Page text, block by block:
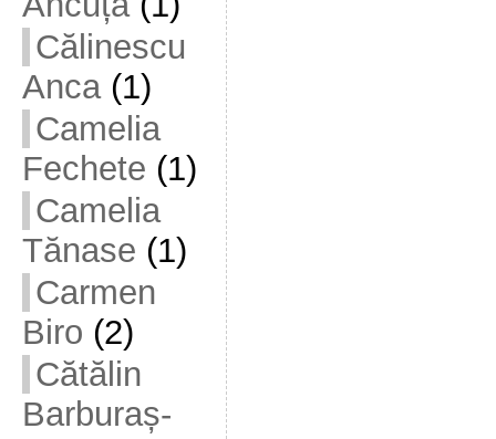
Călinescu
Anca(1)
Camelia
Fechete (1)
Camelia
Tănase (1)
Carmen
Biro (2)
Cătălin
Barburaș-